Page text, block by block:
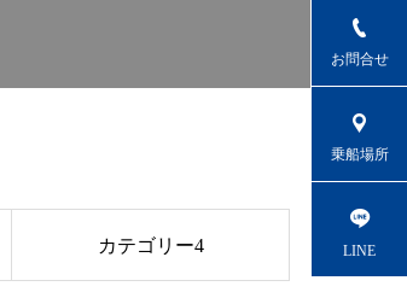
カテゴリー4
お問合せ
乗船場所
LINE